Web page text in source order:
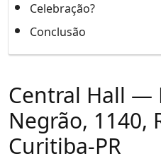
Celebração?
Conclusão
Central Hall —
Negrão, 1140,
Curitiba-PR